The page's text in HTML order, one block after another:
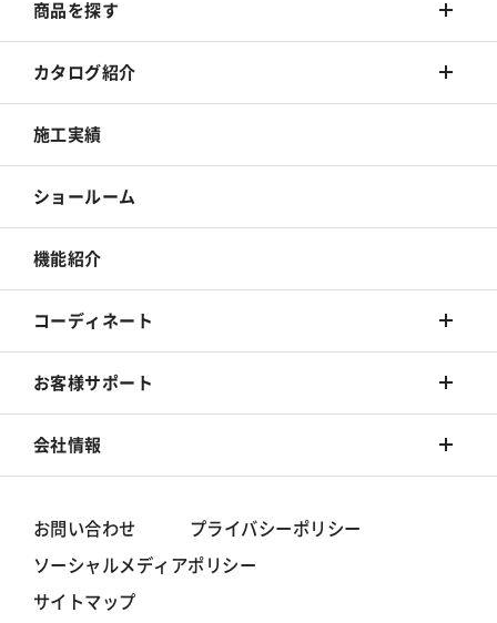
商品を探す
壁装材
カーテン
床材
カーペット
椅子張
カタログ紹介
壁装材
カーテン
床材
カーペット
椅子張
旧カタログ
施工実績
ショールーム
機能紹介
コーディネート
着せ替えシミュレーション
コーディネート集
お客様サポート
Q&A
動画一覧
会社情報
グループ情報/体制
お問い合わせ プライバシーポリシー
ソーシャルメディアポリシー
サイトマップ